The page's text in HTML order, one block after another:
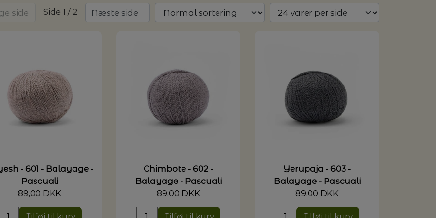
side Side 1 / 2 Næste side
- 601 - Balayage -
Pascuali
89,00 DKK
Chimbote - 602 -
Balayage - Pascuali
89,00 DKK
Yerupaja - 603 -
Balayage - Pascuali
89,00 DKK